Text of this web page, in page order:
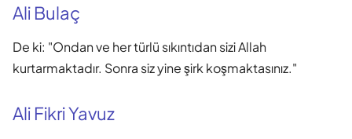
Ali Bulaç
De ki: "Ondan ve her türlü sıkıntıdan sizi Allah
kurtarmaktadır. Sonra siz yine şirk koşmaktasınız."
Ali Fikri Yavuz